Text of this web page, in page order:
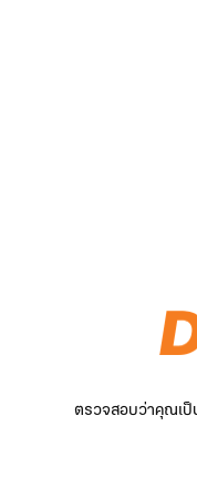
ตรวจสอบว่าคุณเป็